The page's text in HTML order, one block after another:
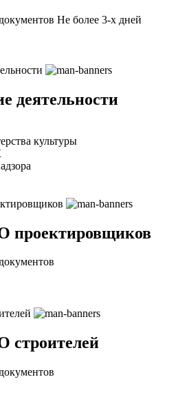
Не более 3-х дней
деятельности
культуры
проектировщиков
строителей